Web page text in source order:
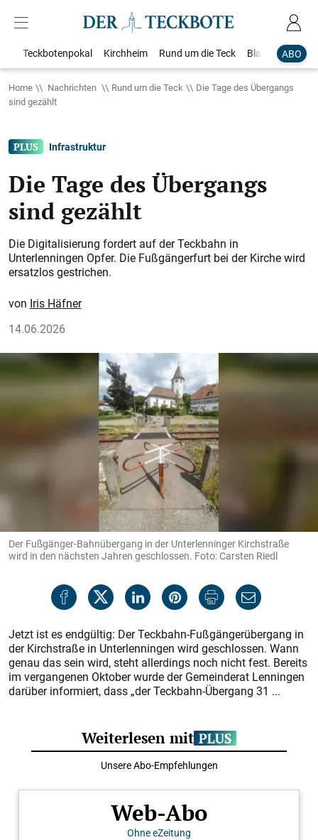
ABO
Teckbotenpokal Kirchheim Rund um die Teck Blaulicht
Home Nachrichten Rund um die Teck
Die Tage des Übergangs
sind gezählt
Infrastruktur
Die Tage des Übergangs
sind gezählt
Die Digitalisierung fordert auf der Teckbahn in
Unterlenningen Opfer. Die Fußgängerfurt bei der Kirche wird
ersatzlos gestrichen.
Iris Häfner
14.06.2026
Der Fußgänger-Bahnübergang in der Unterlenninger Kirchstraße
wird in den nächsten Jahren geschlossen. Foto: Carsten Riedl
Jetzt ist es endgültig: Der Teckbahn-Fußgängerübergang in
der Kirchstraße in Unterlenningen wird geschlossen. Wann
genau das sein wird, steht allerdings noch nicht fest. Bereits
im vergangenen Oktober wurde der Gemeinderat Lenningen
darüber informiert, dass „der Teckbahn-Übergang 31 ...